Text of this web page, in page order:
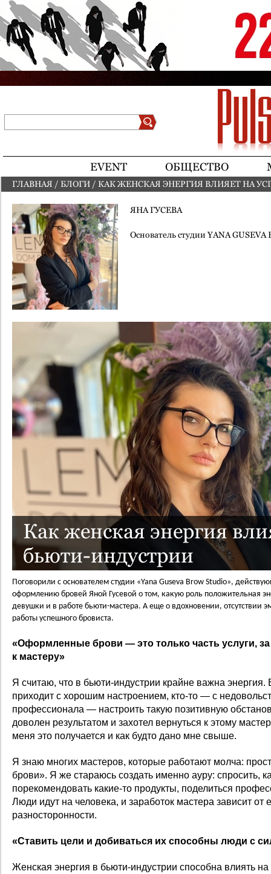
Jump to navigation
EVENT ОБЩЕСТВО
ВЫ ЗДЕСЬ
ГЛАВНАЯ / БЛОГИ / КАК ЖЕНСКАЯ ЭНЕРГИЯ ВЛИЯЕТ НА
ЯНА ГУСЕВА
Основатель студии YANA GUSEVA
Как женская энергия
бьюти-индустрии
Поговорили с основателем студии «Yana Guseva Brow Studio»,
оформлению бровей Яной Гусевой о том, какую роль положительная
девушки и в работе бьюти-мастера. А еще о вдохновении, отсутствии
работы успешного бровиста.
«Оформленные брови — это только часть услуги,
к мастеру»
Я считаю, что в бьюти-индустрии крайне важна энергия.
приходит с хорошим настроением, кто-то — с
профессионала — настроить такую позитивную
доволен результатом и захотел вернуться к этому
меня это получается и как будто дано мне свыше.
Я знаю многих мастеров, которые работают молча:
брови». Я же стараюсь создать именно ауру: спросить,
порекомендовать какие-то продукты, поделиться
Люди идут на человека, и заработок мастера зависит от
разносторонности.
«Ставить цели и добиваться их способны люди с
Женская энергия в бьюти-индустрии способна влиять